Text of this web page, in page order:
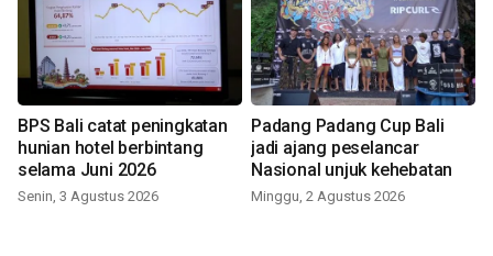
BPS Bali catat peningkatan
hunian hotel berbintang
selama Juni 2026
Senin, 3 Agustus 2026
Padang Padang Cup Bali
jadi ajang peselancar
Nasional unjuk kehebatan
Minggu, 2 Agustus 2026